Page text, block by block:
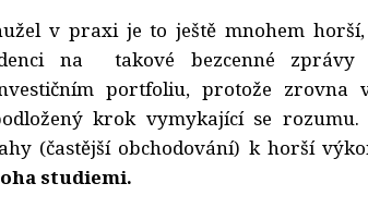
v praxi je to ještě mnohem
na
takové bezcenné
portfoliu, protože zrovna
krok vymykající se
(častější obchodování) k horší
studiemi.